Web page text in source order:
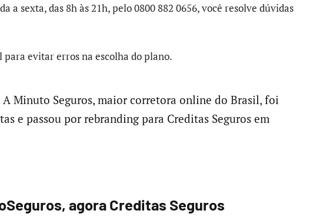
a sexta, das 8h às 21h, pelo 0800 882 0656, você resolve dúvidas
para evitar erros na escolha do plano.
A Minuto Seguros, maior corretora online do Brasil, foi
e passou por rebranding para Creditas Seguros em
agora Creditas Seguros